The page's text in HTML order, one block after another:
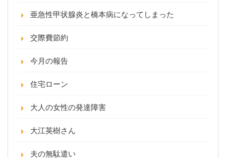
亜急性甲状腺炎と橋本病になってしまった
交際費節約
今月の報告
住宅ローン
大人の女性の発達障害
大江英樹さん
夫の無駄遣い